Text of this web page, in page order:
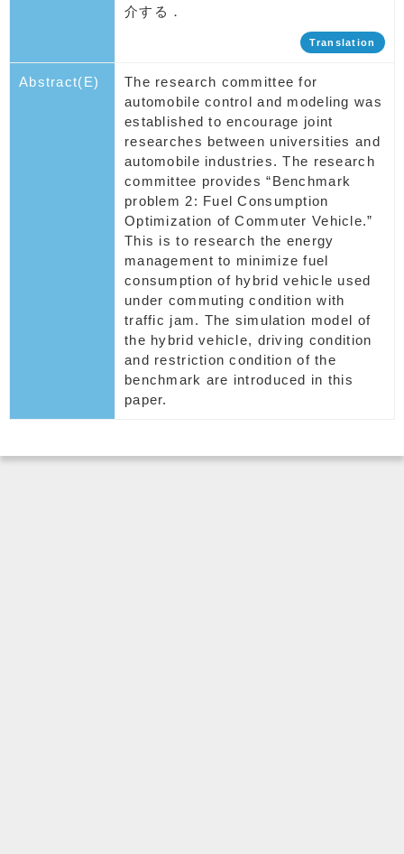
介する．
Translation
Abstract(E)
The research committee for
automobile control and modeling was
established to encourage joint
researches between universities and
automobile industries. The research
committee provides “Benchmark
problem 2: Fuel Consumption
Optimization of Commuter Vehicle.”
This is to research the energy
management to minimize fuel
consumption of hybrid vehicle used
under commuting condition with
traffic jam. The simulation model of
the hybrid vehicle, driving condition
and restriction condition of the
benchmark are introduced in this
paper.